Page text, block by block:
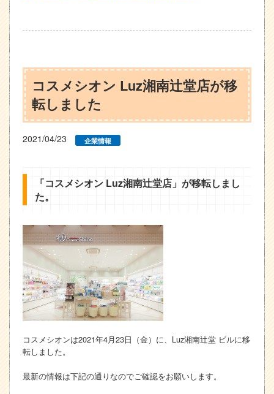
コスメシオン Luz湘南辻堂店が移
転しました
2021/04/23 企業情報
「コスメシオン Luz湘南辻堂店」が移転しまし
た。
コスメシオンは2021年4月23日（金）に、Luz湘南辻堂 ビルに移
転しました。
最新の情報は下記の通りなのでご確認をお願いします。